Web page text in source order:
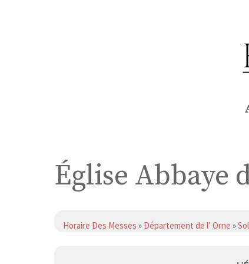
Église Abbaye
Horaire Des Messes » Département de l’ Orne »